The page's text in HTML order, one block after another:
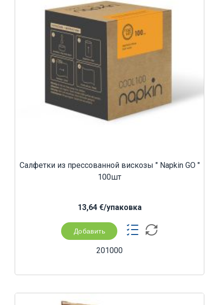
Салфетки из прессованной вискозы " Napkin GO "
100шт
13,64 €/yпаковка
Добавить
201000